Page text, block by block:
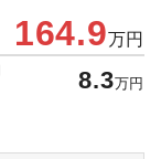
164.9万円
8.3万円